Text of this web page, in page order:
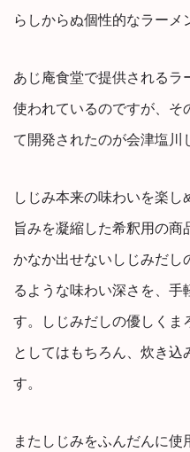
らしからぬ個性的なラーメ
あじ庵食堂で提供されるラ
使われているのですが、そ
て開発されたのが会津塩川
しじみ本来の味わいを楽し
旨みを凝縮した希釈用の商
かなか出せないしじみだし
るような味わい深さを、手
す。しじみだしの優しくま
としてはもちろん、炊き込
す。
またしじみをふんだんに使